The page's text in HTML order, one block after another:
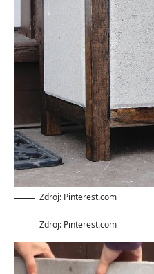
Zdroj: Pinterest.com
Zdroj: Pinterest.com